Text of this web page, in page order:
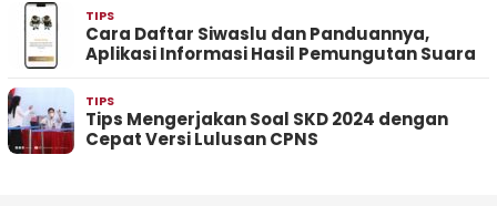
TIPS
Cara Daftar Siwaslu dan Panduannya,
Aplikasi Informasi Hasil Pemungutan Suara
TIPS
Tips Mengerjakan Soal SKD 2024 dengan
Cepat Versi Lulusan CPNS